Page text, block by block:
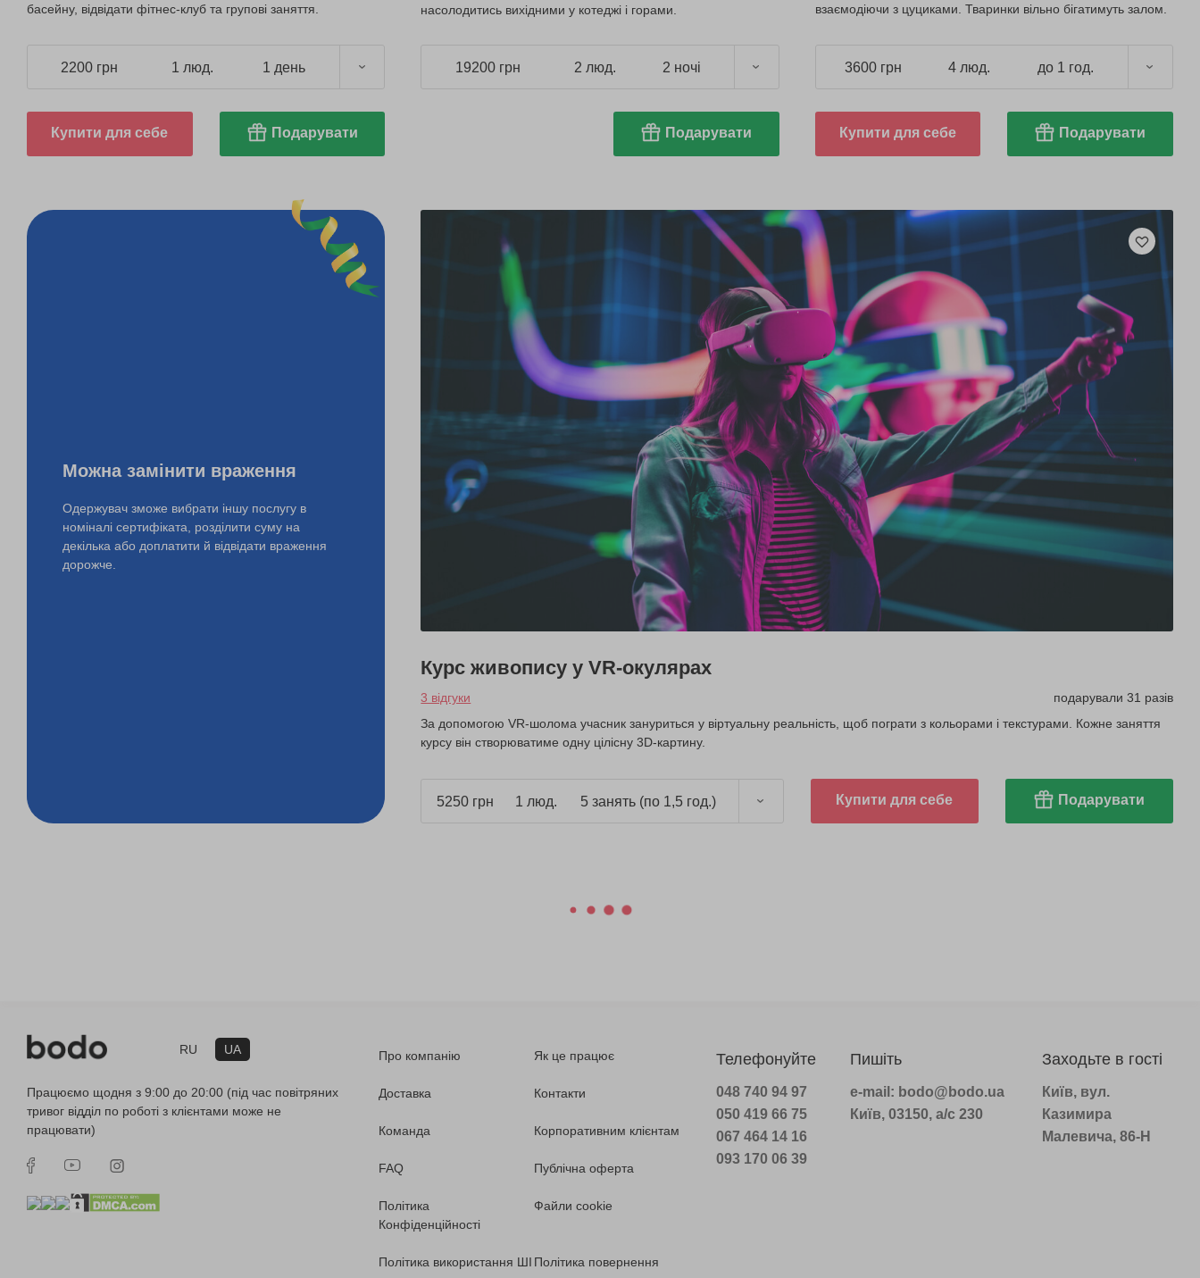
басейну, відвідати фітнес-клуб та групові заняття.
2200 грн 1 люд. 1 день
Купити для себе Подарувати
насолодитись вихідними у котеджі і горами.
19200 грн 2 люд. 2 ночі
Подарувати
взаємодіючи з цуциками. Тваринки вільно бігатимуть залом.
3600 грн 4 люд. до 1 год.
Купити для себе Подарувати
Можна замінити враження
Одержувач зможе вибрати іншу послугу в
номіналі сертифіката, розділити суму на
декілька або доплатити й відвідати враження
дорожче.
Курс живопису у VR-окулярах
3 відгуки
подарували 31 разів
За допомогою VR-шолома учасник зануриться у віртуальну реальність, щоб пограти з кольорами і текстурами. Кожне заняття
курсу він створюватиме одну цілісну 3D-картину.
5250 грн 1 люд. 5 занять (по 1,5 год.) Купити для себе Подарувати
RU UA
Працюємо щодня з 9:00 до 20:00 (під час повітряних
тривог відділ по роботі з клієнтами може не
працювати)
Про компанію Як це працює
Доставка Контакти
Команда Корпоративним клієнтам
FAQ Публічна оферта
Політика
Конфіденційності
Файли cookie
Політика використання ШІ Політика повернення
Телефонуйте
048 740 94 97
050 419 66 75
067 464 14 16
093 170 06 39
Пишіть
e-mail: bodo@bodo.ua
Київ, 03150, а/с 230
Заходьте в гості
Київ, вул.
Казимира
Малевича, 86-Н